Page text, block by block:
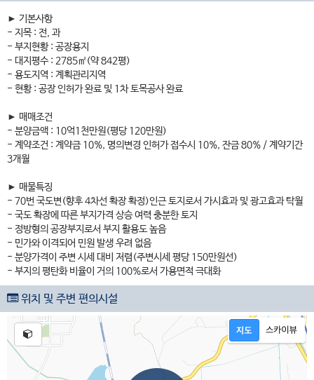
► 기본사항
- 지목 : 전, 과
- 부지현황 : 공장용지
- 대지평수 : 2785㎡(약 842평)
- 용도지역 : 계획관리지역
- 현황 : 공장 인허가 완료 및 1차 토목공사 완료
► 매매조건
- 분양금액 : 10억1천만원(평당 120만원)
- 계약조건 : 계약금 10%, 명의변경 인허가 접수시 10%, 잔금 80% / 계약기간
3개월
► 매물특징
- 70번 국도변(향후 4차선 확장 확정)인근 토지로서 가시효과 및 광고효과 탁월
- 국도 확장에 따른 부지가격 상승 여력 충분한 토지
- 정방형의 공장부지로서 부지 활용도 높음
- 민가와 이격되어 민원 발생 우려 없음
- 분양가격이 주변 시세 대비 저렴(주변시세 평당 150만원선)
- 부지의 평탄화 비율이 거의 100%로서 가용면적 극대화
위치 및 주변 편의시설